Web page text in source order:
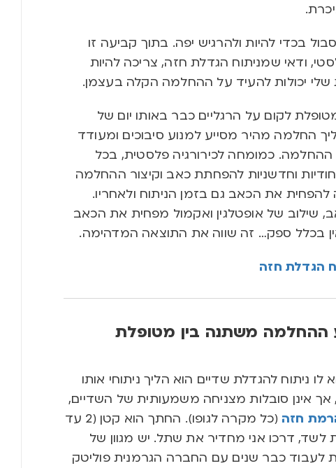
.
בכדי להיות ולהרגיש יפה. בתוך קביעה זו
ודאי שמניתוח הגדלת חזה, צריכה להיות
שלי יכולות להעיד על ההחלמה הקלה בעצמן.
לקום על הרגליים כבר באותו יום של
החלמה מהיר מסייע למנוע סיבוכים ומעודד
ההחלמה. כמומחה לכירורגיה פלסטית, בכל
וחדשניות להפחתת כאב וקיצור ההחלמה
את הכאב גם בזמן הניתוח ולאחריו.
, שילוב של אופטלגין ואקמול מפחית את הכאב
בכלל ספק… זה שווה את התוצאה המדהימה.
הגדלת חזה
ההחלמה משתנה בין מטופלת
ניתוח להגדלת שדיים הוא הליך ניתוחי אותו
, אך אינן סובלות מצניחה משמעותית של השדיים,
חזה (כל מקרה לגופו).
החתך הוא קטן (2 עד
, דרכו אני מחדיר את שתל. יש מגוון של
לעבוד כבר שנים עם החברה הגרמנית פוליטק